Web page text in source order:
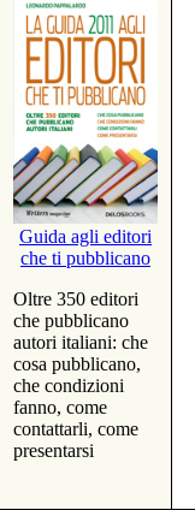
Guida agli editori
che ti pubblicano
Oltre 350 editori
che pubblicano
autori italiani: che
cosa pubblicano,
che condizioni
fanno, come
contattarli, come
presentarsi